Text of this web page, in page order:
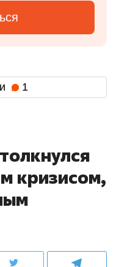
1
кризисом,